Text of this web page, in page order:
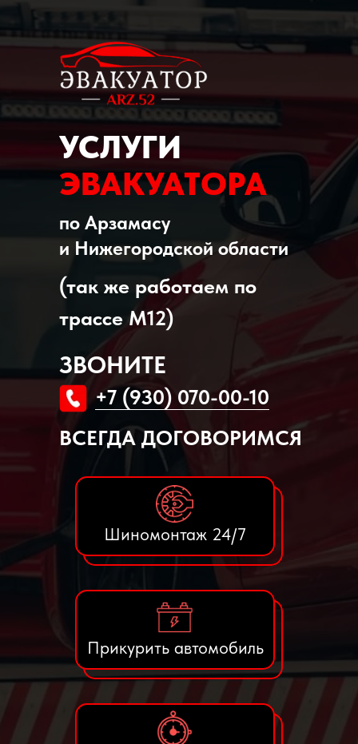
УСЛУГИ
ЭВАКУАТОРА
по Арзамасу
и Нижегородской области
ЗВОНИТЕ
+7 (930) 070-00-10
Прикурить автомобиль
Шиномонтаж 24/7
ВСЕГДА ДОГОВОРИМСЯ
(так же работаем по
трассе М12)